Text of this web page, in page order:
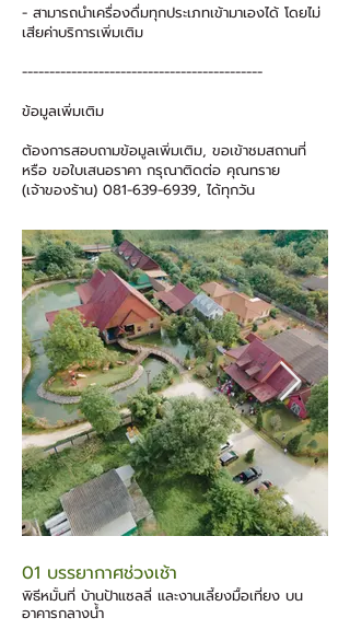
- สามารถนำเครื่องดื่มทุกประเภทเข้ามาเองได้ โดยไม่
เสียค่าบริการเพิ่มเติม
--------------------------------------------
ข้อมูลเพิ่มเติม
ต้องการสอบถามข้อมูลเพิ่มเติม, ขอเข้าชมสถานที่
หรือ ขอใบเสนอราคา กรุณาติดต่อ คุณทราย
(เจ้าของร้าน) 081-639-6939, ได้ทุกวัน
01 บรรยากาศช่วงเช้า
พิธีหมั้นที่ บ้านป้าแซลลี่ และงานเลี้ยงมื้อเที่ยง บน
อาคารกลางน้ำ